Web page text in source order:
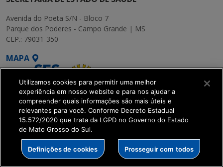
Avenida do Poeta S/N - Bloco 7
Parque dos Poderes - Campo Grande | MS
CEP.: 79031-350
MAPA
SETDIG | Secretaria-
Executiva de
Transformação Digital
Utilizamos cookies para permitir uma melhor
experiência em nosso website e para nos ajudar a
compreender quais informações são mais úteis e
relevantes para você. Conforme Decreto Estadual
15.572/2020 que trata da LGPD no Governo do Estado
de Mato Grosso do Sul.
Definições de cookies Prosseguir com todos